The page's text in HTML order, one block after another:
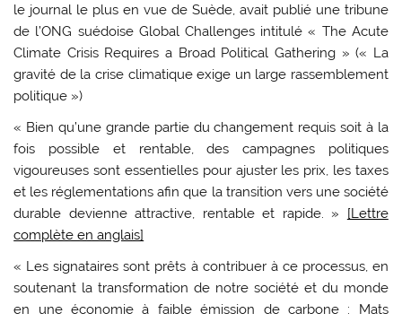
le journal le plus en vue de Suède, avait publié une tribune
de l’ONG suédoise Global Challenges intitulé « The Acute
Climate Crisis Requires a Broad Political Gathering » (« La
gravité de la crise climatique exige un large rassemblement
politique »)
« Bien qu’une grande partie du changement requis soit à la
fois possible et rentable, des campagnes politiques
vigoureuses sont essentielles pour ajuster les prix, les taxes
et les réglementations afin que la transition vers une société
durable devienne attractive, rentable et rapide. » [Lettre
complète en anglais]
« Les signataires sont prêts à contribuer à ce processus, en
soutenant la transformation de notre société et du monde
en une économie à faible émission de carbone : Mats